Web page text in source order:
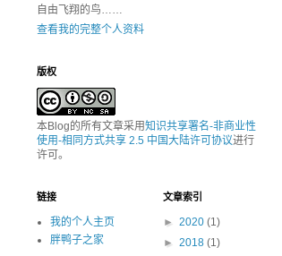
自由飞翔的鸟……
查看我的完整个人资料
版权
本Blog的所有文章采用知识共享署名-非商业性
使用-相同方式共享 2.5 中国大陆许可协议进行
许可。
链接
我的个人主页
胖鸭子之家
文章索引
► 2020 (1)
► 2018 (1)